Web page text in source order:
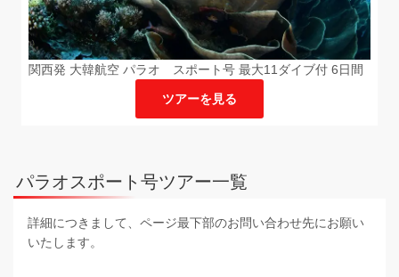
関西発 大韓航空 パラオ スポート号 最大11ダイブ付 6日間
ツアーを見る
パラオスポート号ツアー一覧
詳細につきまして、ページ最下部のお問い合わせ先にお願い
いたします。